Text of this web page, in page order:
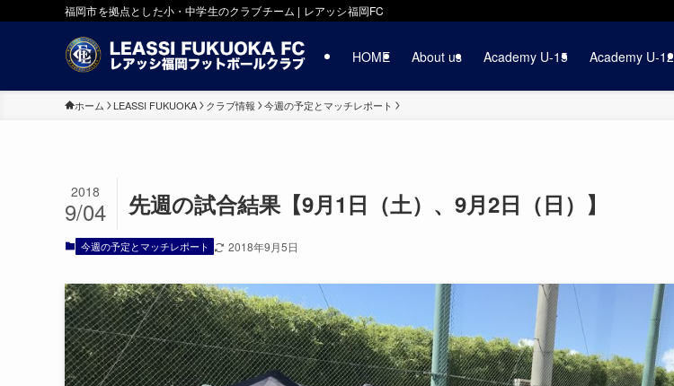
福岡市を拠点とした小・中学生のクラブチーム | レアッシ福岡FC
HOME About us Academy U-15 Academy U-12
ホーム LEASSI FUKUOKA クラブ情報 今週の予定とマッチレポート
先週の試合結果【9月1日（土）、9月2日（日）】
2018
9/04
今週の予定とマッチレポート 2018年9月5日